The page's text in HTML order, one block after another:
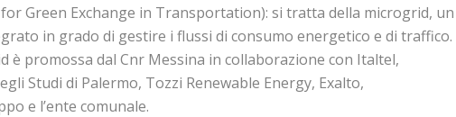
Green Exchange in Transportation): si tratta della microgrid, un
in grado di gestire i flussi di consumo energetico e di traffico.
è promossa dal Cnr Messina in collaborazione con Italtel,
Studi di Palermo, Tozzi Renewable Energy, Exalto,
e l’ente comunale.